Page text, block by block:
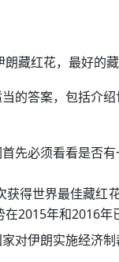
藏红花，最好的
的答案，包括介
先必须看看是否
得世界最佳藏
2015年和2016年
对伊朗实施经济